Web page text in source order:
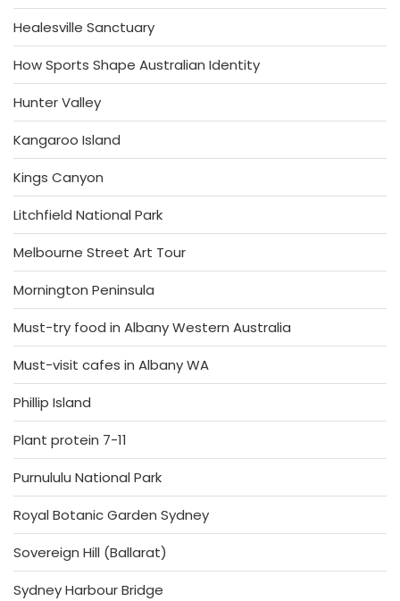
Healesville Sanctuary
How Sports Shape Australian Identity
Hunter Valley
Kangaroo Island
Kings Canyon
Litchfield National Park
Melbourne Street Art Tour
Mornington Peninsula
Must-try food in Albany Western Australia
Must-visit cafes in Albany WA
Phillip Island
Plant protein 7-11
Purnululu National Park
Royal Botanic Garden Sydney
Sovereign Hill (Ballarat)
Sydney Harbour Bridge